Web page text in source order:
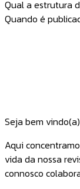
Qual a estrutura
Quando é
Seja bem
Aqui
vida da nossa
connosco